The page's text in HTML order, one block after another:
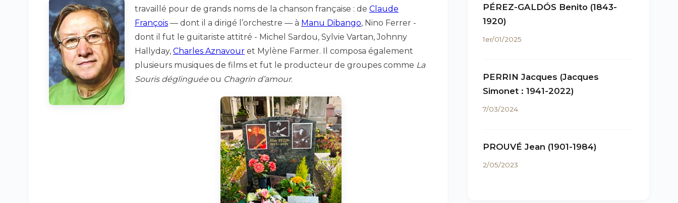
travaillé pour de grands noms de la chanson française : de Claude
François — dont il a dirigé l’orchestre — à Manu Dibango, Nino Ferrer -
dont il fut le guitariste attitré - Michel Sardou, Sylvie Vartan, Johnny
Hallyday, Charles Aznavour et Mylène Farmer. Il composa également
plusieurs musiques de films et fut le producteur de groupes comme La
Souris déglinguée ou Chagrin d’amour.
PÉREZ-GALDÓS Benito (1843-
1920)
1er/01/2025
PERRIN Jacques (Jacques
Simonet : 1941-2022)
7/03/2024
PROUVÉ Jean (1901-1984)
2/05/2023